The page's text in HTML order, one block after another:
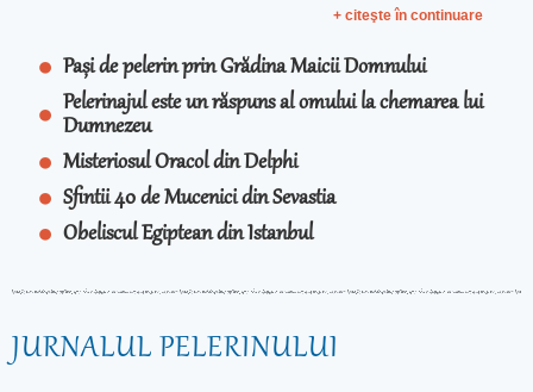
+ citeşte în continuare
Pași de pelerin prin Grădina Maicii Domnului
Pelerinajul este un răspuns al omului la chemarea lui
Dumnezeu
Misteriosul Oracol din Delphi
Sfintii 40 de Mucenici din Sevastia
Obeliscul Egiptean din Istanbul
JURNALUL PELERINULUI